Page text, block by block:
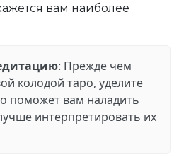
вам наиболее
: Прежде чем
колодой таро, уделите
поможет вам наладить
интерпретировать их